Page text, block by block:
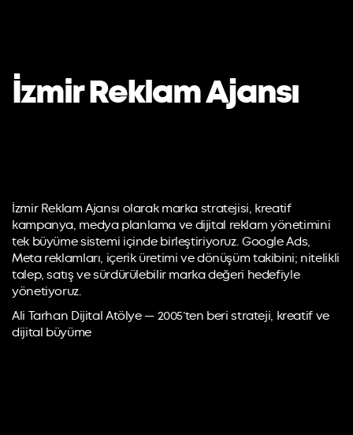
İzmir Reklam Ajansı
İzmir Reklam Ajansı olarak marka stratejisi, kreatif
kampanya, medya planlama ve dijital reklam yönetimini
tek büyüme sistemi içinde birleştiriyoruz. Google Ads,
Meta reklamları, içerik üretimi ve dönüşüm takibini; nitelikli
talep, satış ve sürdürülebilir marka değeri hedefiyle
yönetiyoruz.
Ali Tarhan Dijital Atölye — 2005’ten beri strateji, kreatif ve
dijital büyüme